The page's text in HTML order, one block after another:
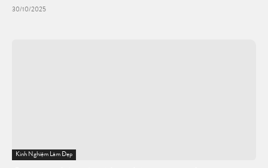
30/10/2025
Kinh Nghiệm Làm Đẹp